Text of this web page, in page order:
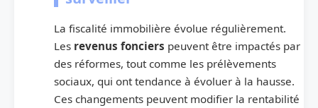
La fiscalité immobilière évolue régulièrement.
Les revenus fonciers peuvent être impactés par
des réformes, tout comme les prélèvements
sociaux, qui ont tendance à évoluer à la hausse.
Ces changements peuvent modifier la rentabilité